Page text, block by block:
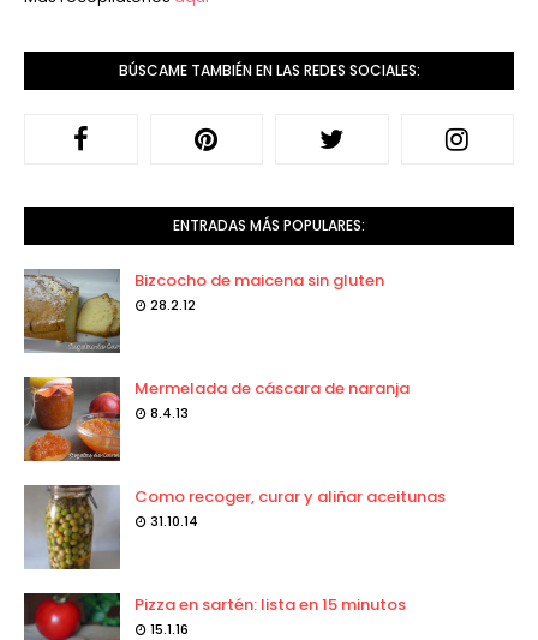
BÚSCAME TAMBIÉN EN LAS REDES SOCIALES:
ENTRADAS MÁS POPULARES:
Bizcocho de maicena sin gluten
28.2.12
Mermelada de cáscara de naranja
8.4.13
Como recoger, curar y aliñar aceitunas
31.10.14
Pizza en sartén: lista en 15 minutos
15.1.16